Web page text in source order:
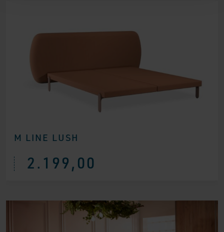
M LINE LUSH
2.199,00